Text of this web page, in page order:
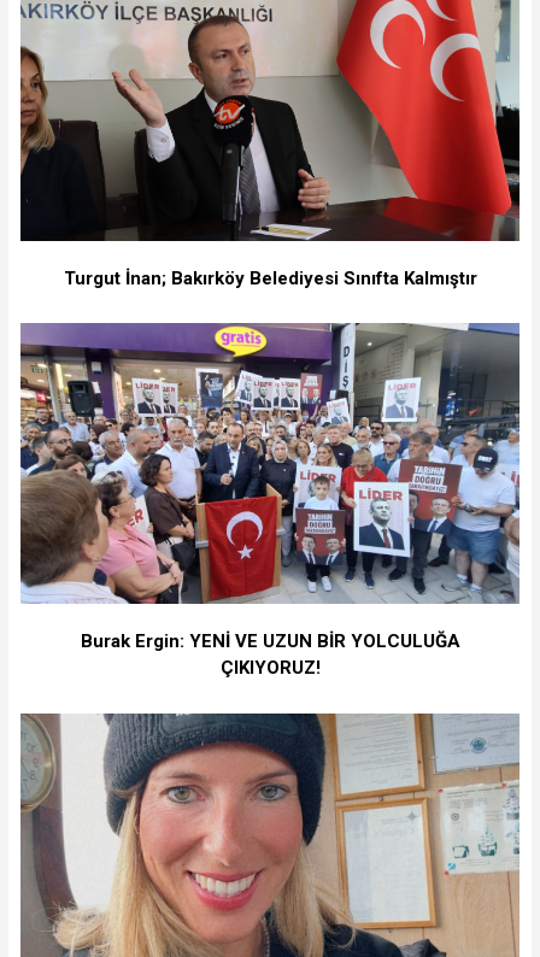
Turgut İnan; Bakırköy Belediyesi Sınıfta Kalmıştır
Burak Ergin: YENİ VE UZUN BİR YOLCULUĞA
ÇIKIYORUZ!